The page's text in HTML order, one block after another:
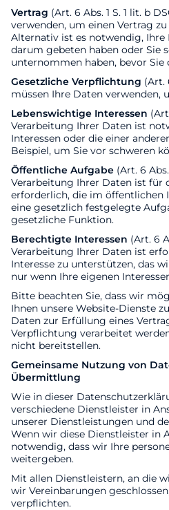
Vertrag (Art. 6 Abs. 1 S. 1 lit. b
verwenden, um einen Vertrag
Alternativ ist es notwendig, Ihre
darum gebeten haben oder Sie
unternommen haben, bevor Sie
Gesetzliche Verpflichtung (Art.
müssen Ihre Daten verwenden,
Lebenswichtige Interessen
Verarbeitung Ihrer Daten ist
Interessen oder die einer
Beispiel, um Sie vor schweren
Öffentliche Aufgabe (Art. 6
Verarbeitung Ihrer Daten ist für
erforderlich, die im öffentlichen
eine gesetzlich festgelegte
gesetzliche Funktion.
Berechtigte Interessen (Art. 6
Verarbeitung Ihrer Daten ist
Interesse zu unterstützen, das
nur wenn Ihre eigenen
Bitte beachten Sie, dass wir
Ihnen unsere Website-Dienste
Daten zur Erfüllung eines
Verpflichtung verarbeitet
nicht bereitstellen.
Gemeinsame Nutzung von
Übermittlung
Wie in dieser
verschiedene Dienstleister in
unserer Dienstleistungen und
Wenn wir diese Dienstleister in
notwendig, dass wir Ihre
weitergeben.
Mit allen Dienstleistern, an die
wir Vereinbarungen
verpflichten.